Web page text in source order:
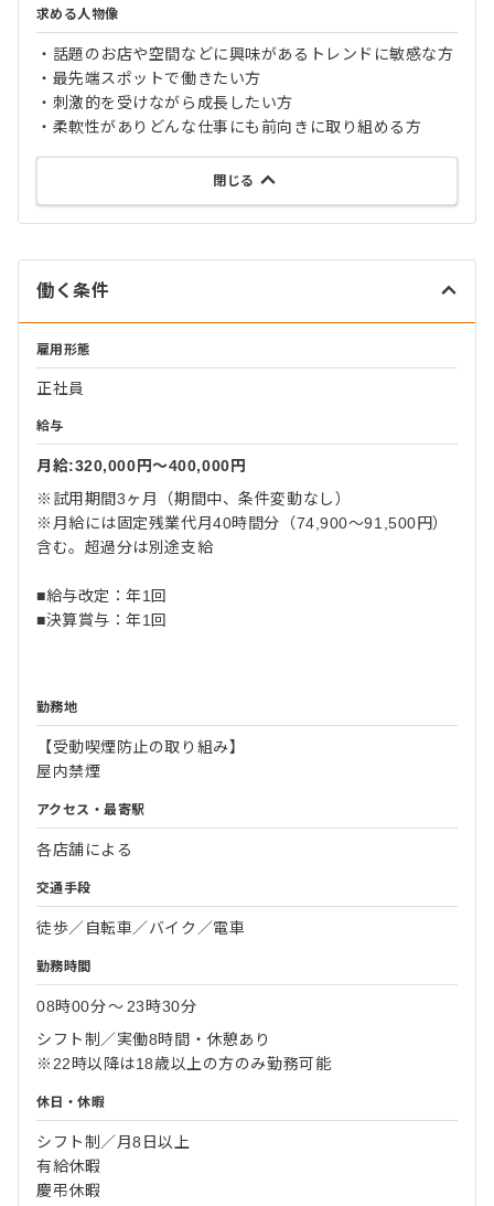
求める人物像
・話題のお店や空間などに興味があるトレンドに敏感な方
・最先端スポットで働きたい方
・刺激的を受けながら成長したい方
・柔軟性がありどんな仕事にも前向きに取り組める方
閉じる
働く条件
雇用形態
正社員
給与
月給:320,000円〜400,000円
※試用期間3ヶ月（期間中、条件変動なし）
※月給には固定残業代月40時間分（74,900～91,500円）
含む。超過分は別途支給
■給与改定：年1回
■決算賞与：年1回
勤務地
【受動喫煙防止の取り組み】
屋内禁煙
アクセス・最寄駅
各店舗による
交通手段
徒歩／自転車／バイク／電車
勤務時間
08時00分〜 23時30分
シフト制／実働8時間・休憩あり
※22時以降は18歳以上の方のみ勤務可能
休日・休暇
シフト制／月8日以上
有給休暇
慶弔休暇